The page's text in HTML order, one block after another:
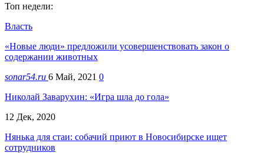
Топ недели:
Власть
«Новые люди» предложили усовершенствовать закон о
содержании животных
sonar54.ru 6 Май, 2021 0
Николай Заварухин: «Игра шла до гола»
12 Дек, 2020
Нянька для стаи: собачий приют в Новосибирске ищет
сотрудников